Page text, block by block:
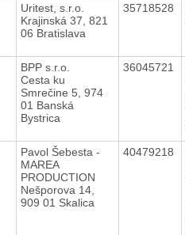
Uritest, s.r.o.
Krajinská 37, 821
06 Bratislava
35718528
BPP s.r.o.
Cesta ku
Smrečine 5, 974
01 Banská
Bystrica
36045721
Pavol Šebesta -
MAREA
PRODUCTION
Nešporova 14,
909 01 Skalica
40479218